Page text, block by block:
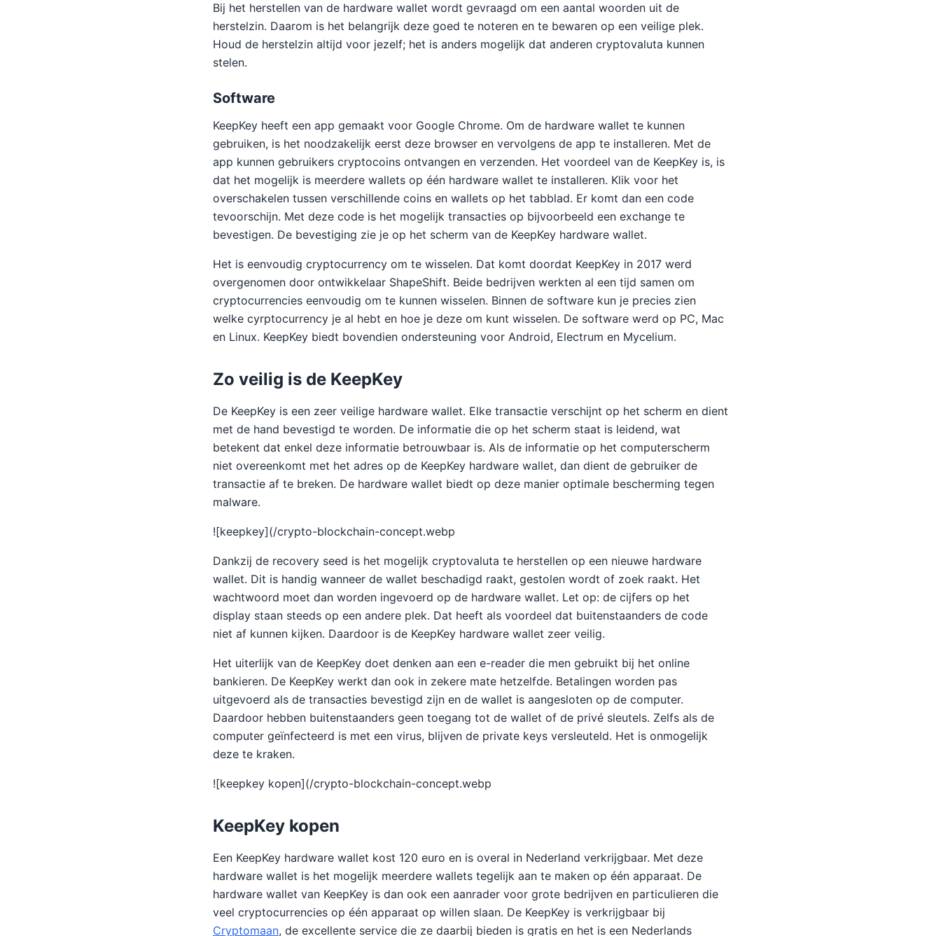
Bij het herstellen van de hardware wallet wordt gevraagd om een aantal woorden uit de
herstelzin. Daarom is het belangrijk deze goed te noteren en te bewaren op een veilige plek.
Houd de herstelzin altijd voor jezelf; het is anders mogelijk dat anderen cryptovaluta kunnen
stelen.
Software
KeepKey heeft een app gemaakt voor Google Chrome. Om de hardware wallet te kunnen
gebruiken, is het noodzakelijk eerst deze browser en vervolgens de app te installeren. Met de
app kunnen gebruikers cryptocoins ontvangen en verzenden. Het voordeel van de KeepKey is, is
dat het mogelijk is meerdere wallets op één hardware wallet te installeren. Klik voor het
overschakelen tussen verschillende coins en wallets op het tabblad. Er komt dan een code
tevoorschijn. Met deze code is het mogelijk transacties op bijvoorbeeld een exchange te
bevestigen. De bevestiging zie je op het scherm van de KeepKey hardware wallet.
Het is eenvoudig cryptocurrency om te wisselen. Dat komt doordat KeepKey in 2017 werd
overgenomen door ontwikkelaar ShapeShift. Beide bedrijven werkten al een tijd samen om
cryptocurrencies eenvoudig om te kunnen wisselen. Binnen de software kun je precies zien
welke cyrptocurrency je al hebt en hoe je deze om kunt wisselen. De software werd op PC, Mac
en Linux. KeepKey biedt bovendien ondersteuning voor Android, Electrum en Mycelium.
Zo veilig is de KeepKey
De KeepKey is een zeer veilige hardware wallet. Elke transactie verschijnt op het scherm en dient
met de hand bevestigd te worden. De informatie die op het scherm staat is leidend, wat
betekent dat enkel deze informatie betrouwbaar is. Als de informatie op het computerscherm
niet overeenkomt met het adres op de KeepKey hardware wallet, dan dient de gebruiker de
transactie af te breken. De hardware wallet biedt op deze manier optimale bescherming tegen
malware.
![keepkey](/crypto-blockchain-concept.webp
Dankzij de recovery seed is het mogelijk cryptovaluta te herstellen op een nieuwe hardware
wallet. Dit is handig wanneer de wallet beschadigd raakt, gestolen wordt of zoek raakt. Het
wachtwoord moet dan worden ingevoerd op de hardware wallet. Let op: de cijfers op het
display staan steeds op een andere plek. Dat heeft als voordeel dat buitenstaanders de code
niet af kunnen kijken. Daardoor is de KeepKey hardware wallet zeer veilig.
Het uiterlijk van de KeepKey doet denken aan een e-reader die men gebruikt bij het online
bankieren. De KeepKey werkt dan ook in zekere mate hetzelfde. Betalingen worden pas
uitgevoerd als de transacties bevestigd zijn en de wallet is aangesloten op de computer.
Daardoor hebben buitenstaanders geen toegang tot de wallet of de privé sleutels. Zelfs als de
computer geïnfecteerd is met een virus, blijven de private keys versleuteld. Het is onmogelijk
deze te kraken.
![keepkey kopen](/crypto-blockchain-concept.webp
KeepKey kopen
Een KeepKey hardware wallet kost 120 euro en is overal in Nederland verkrijgbaar. Met deze
hardware wallet is het mogelijk meerdere wallets tegelijk aan te maken op één apparaat. De
hardware wallet van KeepKey is dan ook een aanrader voor grote bedrijven en particulieren die
veel cryptocurrencies op één apparaat op willen slaan. De KeepKey is verkrijgbaar bij
Cryptomaan, de excellente service die ze daarbij bieden is gratis en het is een Nederlands